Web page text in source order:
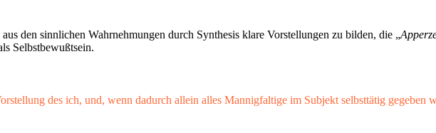
den sinnlichen Wahrnehmungen durch Synthesis klare Vorstellungen zu bilden, die „
Selbstbewußtsein.
des ich, und, wenn dadurch allein alles Mannigfaltige im Subjekt selbsttätig gegeben